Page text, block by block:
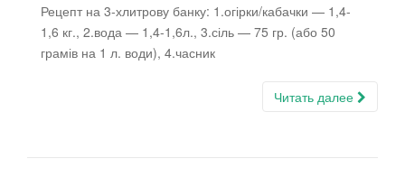
Рецепт на 3-хлитрову банку: 1.огірки/кабачки — 1,4-
1,6 кг., 2.вода — 1,4-1,6л., 3.сіль — 75 гр. (або 50
грамів на 1 л. води), 4.часник
Читать далее